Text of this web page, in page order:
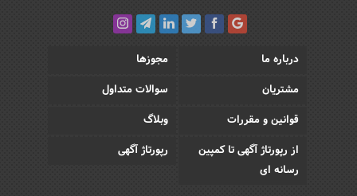
درباره ما
مجوزها
مشتریان
سوالات متداول
قوانین و مقررات
وبلاگ
از رپورتاژ آگهی تا کمپین
رسانه ای
رپورتاژ آگهی